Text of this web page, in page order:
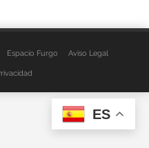
Espacio Furgo Aviso Legal
ES